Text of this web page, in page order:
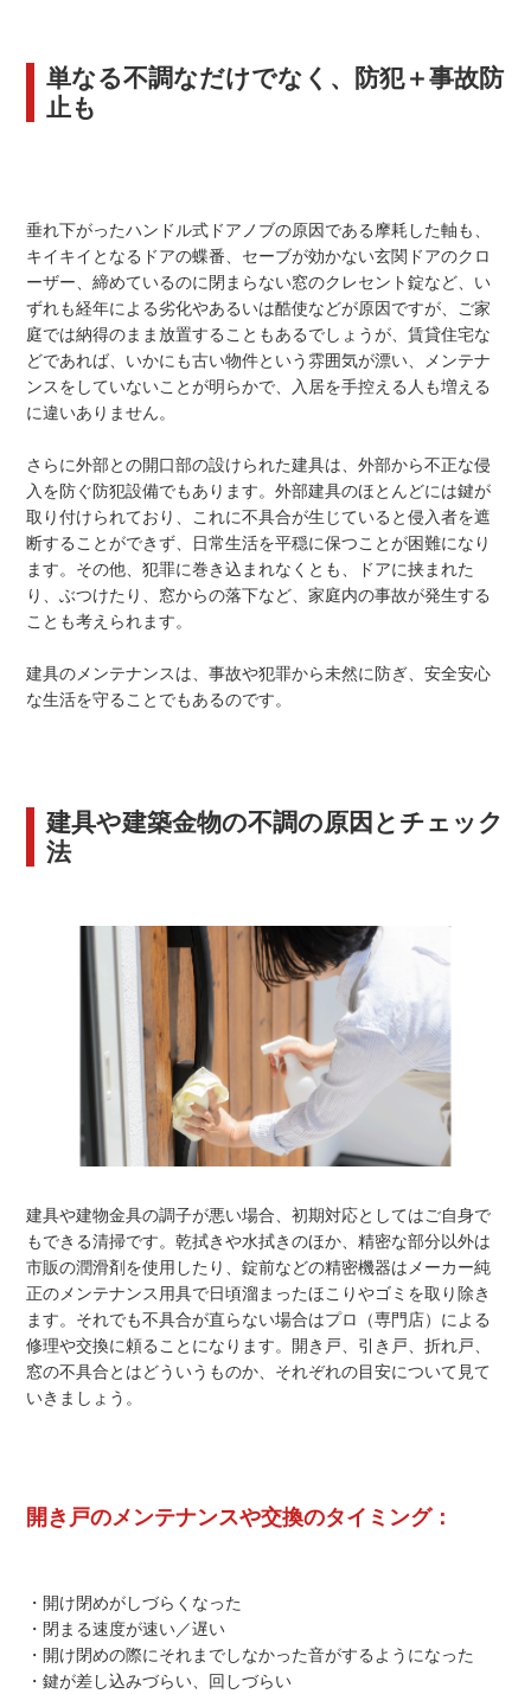
単なる不調なだけでなく、防犯＋事故防
止も
垂れ下がったハンドル式ドアノブの原因である摩耗した軸も、
キイキイとなるドアの蝶番、セーブが効かない玄関ドアのクロ
ーザー、締めているのに閉まらない窓のクレセント錠など、い
ずれも経年による劣化やあるいは酷使などが原因ですが、ご家
庭では納得のまま放置することもあるでしょうが、賃貸住宅な
どであれば、いかにも古い物件という雰囲気が漂い、メンテナ
ンスをしていないことが明らかで、入居を手控える人も増える
に違いありません。
さらに外部との開口部の設けられた建具は、外部から不正な侵
入を防ぐ防犯設備でもあります。外部建具のほとんどには鍵が
取り付けられており、これに不具合が生じていると侵入者を遮
断することができず、日常生活を平穏に保つことが困難になり
ます。その他、犯罪に巻き込まれなくとも、ドアに挟まれた
り、ぶつけたり、窓からの落下など、家庭内の事故が発生する
ことも考えられます。
建具のメンテナンスは、事故や犯罪から未然に防ぎ、安全安心
な生活を守ることでもあるのです。
建具や建築金物の不調の原因とチェック
法
建具や建物金具の調子が悪い場合、初期対応としてはご自身で
もできる清掃です。乾拭きや水拭きのほか、精密な部分以外は
市販の潤滑剤を使用したり、錠前などの精密機器はメーカー純
正のメンテナンス用具で日頃溜まったほこりやゴミを取り除き
ます。それでも不具合が直らない場合はプロ（専門店）による
修理や交換に頼ることになります。開き戸、引き戸、折れ戸、
窓の不具合とはどういうものか、それぞれの目安について見て
いきましょう。
開き戸のメンテナンスや交換のタイミング：
・開け閉めがしづらくなった
・閉まる速度が速い／遅い
・開け閉めの際にそれまでしなかった音がするようになった
・鍵が差し込みづらい、回しづらい